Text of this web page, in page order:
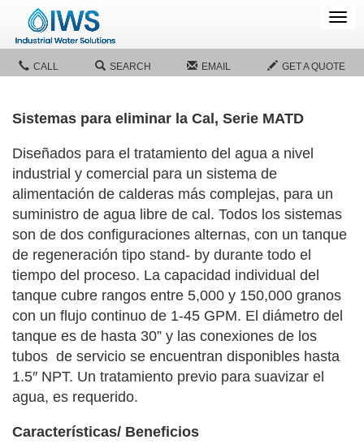
CALL SEARCH EMAIL GET A QUOTE
Sistemas para eliminar la Cal, Serie MATD
Diseñados para el tratamiento del agua a nivel
industrial y comercial para un sistema de
alimentación de calderas más complejas, para un
suministro de agua libre de cal. Todos los sistemas
son de dos configuraciones alternas, con un tanque
de regeneración tipo stand- by durante todo el
tiempo del proceso. La capacidad individual del
tanque cubre rangos entre 5,000 y 150,000 granos
con un flujo continuo de 1-45 GPM. El diámetro del
tanque es de hasta 30” y las conexiones de los
tubos de servicio se encuentran disponibles hasta
1.5″ NPT. Un tratamiento previo para suavizar el
agua, es requerido.
Características/ Beneficios